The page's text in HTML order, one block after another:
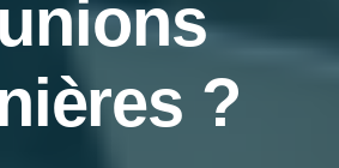
et services utiles
?